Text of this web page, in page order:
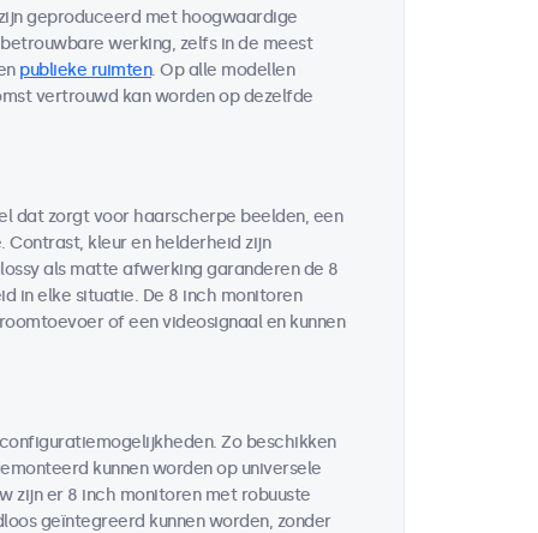
geproduceerd met hoogwaardige
werking, zelfs in de meest
publieke ruimten. Op alle modellen
vertrouwd kan worden op dezelfde
dat zorgt voor haarscherpe beelden, een
Contrast, kleur en helderheid zijn
als matte afwerking garanderen de 8
in elke situatie. De 8 inch monitoren
of een videosignaal en kunnen
Zo beschikken
kunnen worden op universele
zijn er 8 inch monitoren met robuuste
geïntegreerd kunnen worden, zonder